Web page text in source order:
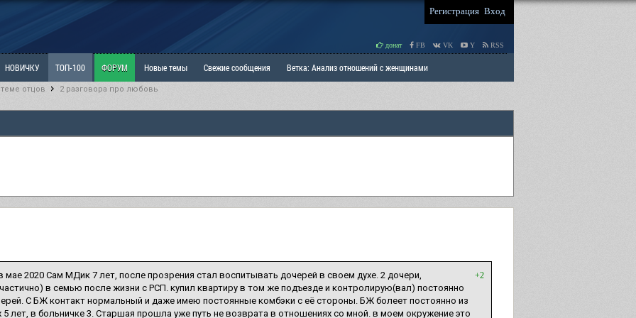
Регистрация Вход
донат FB VK Y RSS
НОВИЧКУ ТОП-100 ФОРУМ Новые темы Свежие сообщения Ветка: Анализ отношений с женщинами
Наболевшее. Выскажись!
отцов 2 разговора про любовь
+2
мае 2020 Сам МДик 7 лет, после прозрения стал воспитывать дочерей в своем духе. 2 дочери,
в семью после жизни с РСП. купил квартиру в том же подъезде и контролирую(вал) постоянно
С БЖ контакт нормальный и даже имею постоянные комбэки с её стороны. БЖ болеет постоянно из
5 лет, в больничке 3. Старшая прошла уже путь не возврата в отношениях со мной. в моем окружение это